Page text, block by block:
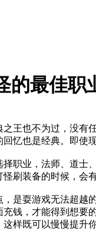
的最佳职
王也不为过，没有
忆也是经典。即使
职业，法师、道士
刷装备的时候，会
是耍游戏无法超越
钱，才能得到想要
样既可以慢慢提升